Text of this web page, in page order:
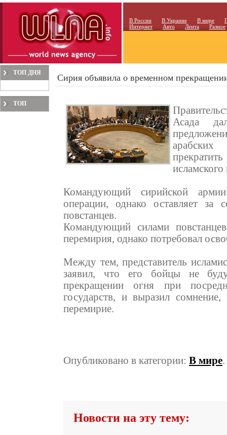
В России В Украине В мире
Интернет
Авто Лента Разное
ТОП ДНЯ
ТОП
Сирия объявила о временном
Асада
Командующий сирийской
операции, однако оставляет за
повстанцев.
Командующий силами
перемирия, однако потребовал
Между тем, представитель
заявил, что его бойцы не
прекращении огня при
государств, и выразил сомнение,
перемирие.
Опубликовано в категории: В мире
Новости на эту тему: